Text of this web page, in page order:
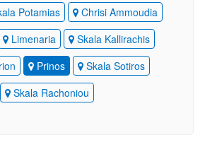
Potamias
Chrisi Ammoudia
Limenaria
Skala Kallirachis
Prinos
Skala Sotiros
Skala Rachoniou